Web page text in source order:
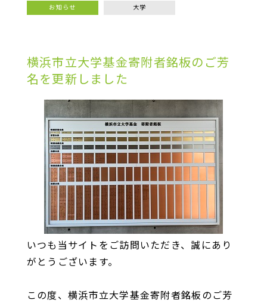
お知らせ 大学
横浜市立大学基金寄附者銘板のご芳
名を更新しました
いつも当サイトをご訪問いただき、誠にあり
がとうございます。
この度、横浜市立大学基金寄附者銘板のご芳